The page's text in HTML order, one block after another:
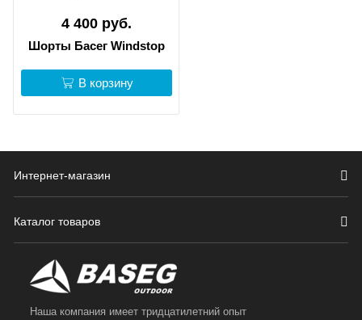
4 400 руб.
Шорты Басег Windstop
В корзину
Интернет-магазин
Каталог товаров
Наша компания имеет тридцатилетний опыт